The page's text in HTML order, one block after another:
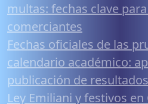
multas: fechas clave
comerciantes
Fechas oficiales de las
calendario académico:
publicación de resultados
Ley Emiliani y festivos